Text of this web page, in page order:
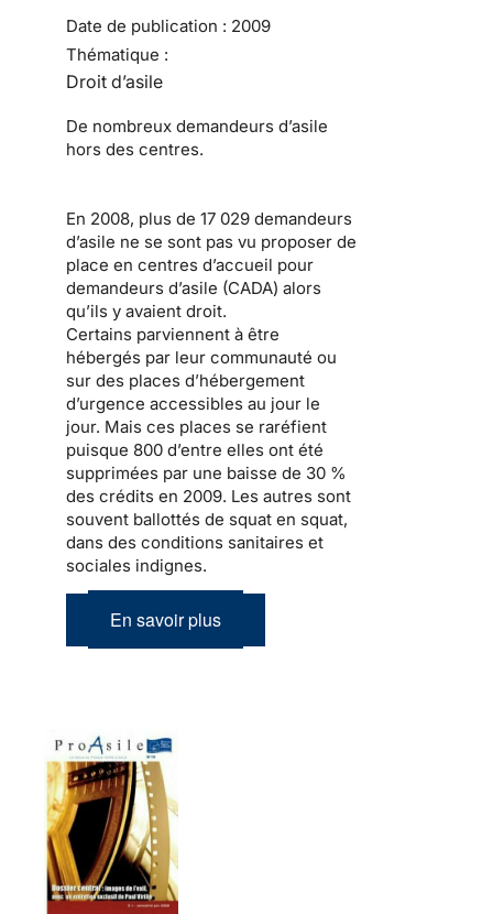
Date de publication : 2009
Thématique :
Droit d’asile
De nombreux demandeurs d’asile
hors des centres.
En 2008, plus de 17 029 demandeurs
d’asile ne se sont pas vu proposer de
place en centres d’accueil pour
demandeurs d’asile (CADA) alors
qu’ils y avaient droit.
Certains parviennent à être
hébergés par leur communauté ou
sur des places d’hébergement
d’urgence accessibles au jour le
jour. Mais ces places se raréfient
puisque 800 d’entre elles ont été
supprimées par une baisse de 30 %
des crédits en 2009. Les autres sont
souvent ballottés de squat en squat,
dans des conditions sanitaires et
sociales indignes.
En savoir plus